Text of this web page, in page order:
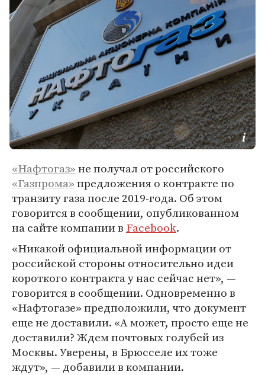
«Нафтогаз»не получал от российского
«Газпрома»предложения о контракте по
транзиту газа после 2019-года. Об этом
говорится в сообщении, опубликованном
на сайте компании в Facebook.
«Никакой официальной информации от
российской стороны относительно идеи
короткого контракта у нас сейчас нет», —
говорится в сообщении. Одновременно в
«Нафтогазе» предположили, что документ
еще не доставили. «А может, просто еще не
доставили? Ждем почтовых голубей из
Москвы. Уверены, в Брюсселе их тоже
ждут», — добавили в компании.